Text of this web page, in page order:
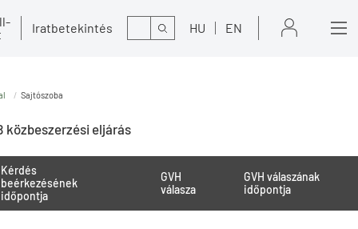
Iratbetekintés Kereső HU EN
Sajtószoba
közbeszerzési eljárás
Kérdés
beérkezésének
időpontja
GVH
válasza
GVH válaszának
időpontja